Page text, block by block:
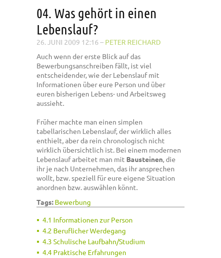
04. Was gehört in einen
Lebenslauf?
26. JUNI 2009 12:16 – PETER REICHARD
Auch wenn der erste Blick auf das
Bewerbungsanschreiben fällt, ist viel
entscheidender, wie der Lebenslauf mit
Informationen über eure Person und über
euren bisherigen Lebens- und Arbeitsweg
aussieht.
Früher machte man einen simplen
tabellarischen Lebenslauf, der wirklich alles
enthielt, aber da rein chronologisch nicht
wirklich übersichtlich ist. Bei einem modernen
Lebenslauf arbeitet man mit Bausteinen, die
ihr je nach Unternehmen, das ihr ansprechen
wollt, bzw. speziell für eure eigene Situation
anordnen bzw. auswählen könnt.
Tags: Bewerbung
4.1 Informationen zur Person
4.2 Beruflicher Werdegang
4.3 Schulische Laufbahn/Studium
4.4 Praktische Erfahrungen